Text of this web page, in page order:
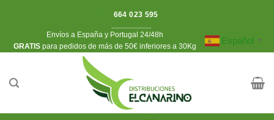
664 023 595
Envíos a España y Portugal 24/48h
​GRATIS para pedidos de más de 50€ inferiores a 30Kg
Español ▼